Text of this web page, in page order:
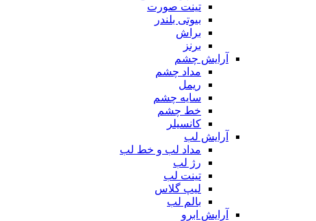
تینت صورت
بیوتی بلندر
براش
برنز
آرایش چشم
مداد چشم
ریمل
سایه چشم
خط چشم
کانسیلر
آرایش لب
مداد لب و خط لب
رژ لب
تینت لب
لیپ گلاس
بالم لب
آرایش ابرو